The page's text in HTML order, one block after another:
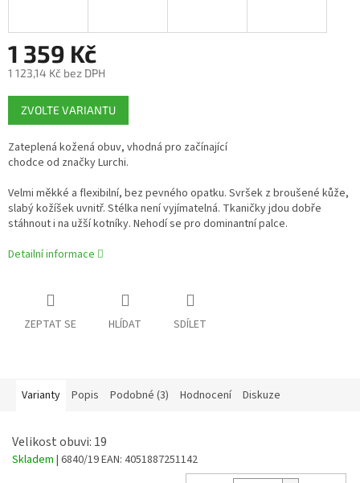
1 359 Kč
1 123,14 Kč bez DPH
Měrná
cena:
ZVOLTE VARIANTU
Zateplená kožená obuv, vhodná pro začínající
chodce od značky Lurchi.
Velmi měkké a flexibilní, bez pevného opatku. Svršek z broušené kůže,
slabý kožíšek uvnitř. Stélka není vyjímatelná. Tkaničky jdou dobře
stáhnout i na užší kotníky. Nehodí se pro dominantní palce.
Detailní informace
ZEPTAT SE HLÍDAT SDÍLET
Varianty Popis Podobné (3) Hodnocení Diskuze
Velikost obuvi: 19
Skladem | 6840/19EAN: 4051887251142